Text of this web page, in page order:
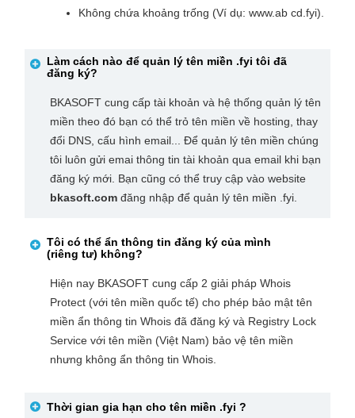
Không chứa khoảng trống (Ví dụ: www.ab cd.fyi).
Làm cách nào để quản lý tên miền .fyi tôi đã
đăng ký?
BKASOFT cung cấp tài khoản và hệ thống quản lý tên
miền theo đó bạn có thể trỏ tên miền về hosting, thay
đổi DNS, cấu hình email... Để quản lý tên miền chúng
tôi luôn gửi emai thông tin tài khoản qua email khi bạn
đăng ký mới. Bạn cũng có thể truy cập vào website
bkasoft.com đăng nhập để quản lý tên miền .fyi.
Tôi có thể ẩn thông tin đăng ký của mình
(riêng tư) không?
Hiện nay BKASOFT cung cấp 2 giải pháp Whois
Protect (với tên miền quốc tế) cho phép bảo mật tên
miền ẩn thông tin Whois đã đăng ký và Registry Lock
Service với tên miền (Việt Nam) bảo vệ tên miền
nhưng không ẩn thông tin Whois.
Thời gian gia hạn cho tên miền .fyi ?